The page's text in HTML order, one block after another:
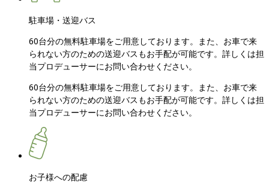
駐車場・送迎バス
60台分の無料駐車場をご用意しております。また、お車で来
られない方のための送迎バスもお手配が可能です。詳しくは担
当プロデューサーにお問い合わせください。
60台分の無料駐車場をご用意しております。また、お車で来
られない方のための送迎バスもお手配が可能です。詳しくは担
当プロデューサーにお問い合わせください。
お子様への配慮